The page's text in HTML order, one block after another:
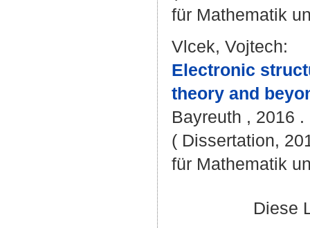
für Mathematik
Vlcek, Vojtech:
Electronic
theory and
Bayreuth , 2016 .
( Dissertation,
für Mathematik
Diese